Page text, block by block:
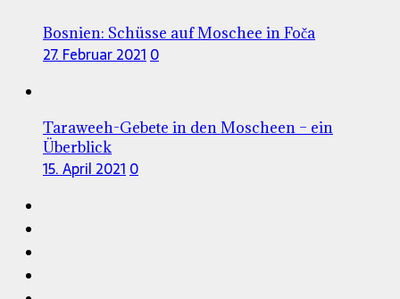
Bosnien: Schüsse auf Moschee in Foča
27. Februar 2021 0
Taraweeh-Gebete in den Moscheen – ein
Überblick
15. April 2021 0